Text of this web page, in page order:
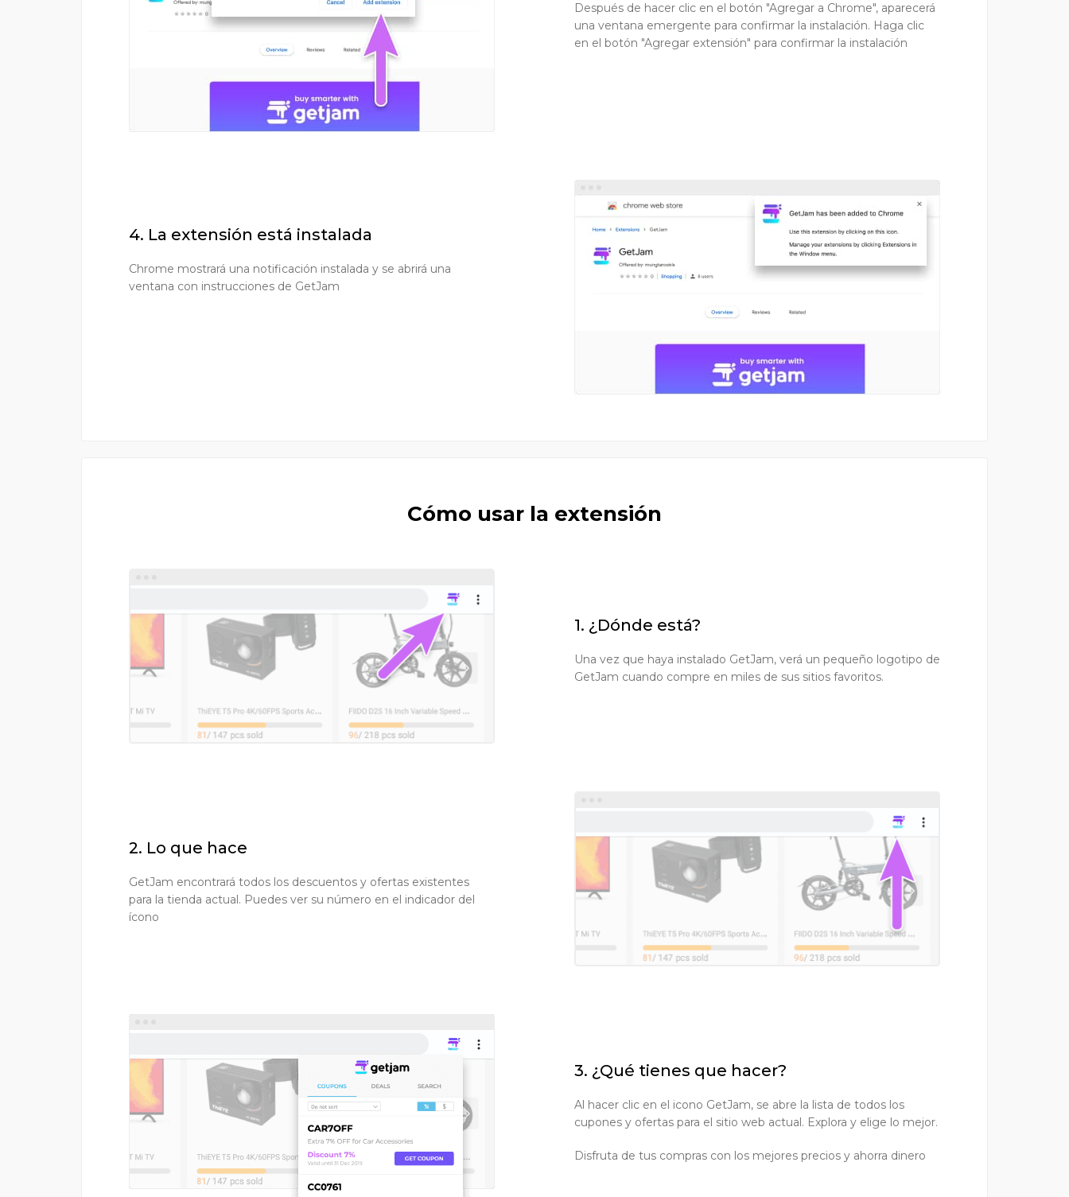
Después de hacer clic en el botón "Agregar a Chrome", aparecerá
una ventana emergente para confirmar la instalación. Haga clic
en el botón "Agregar extensión" para confirmar la instalación
4. La extensión está instalada
Chrome mostrará una notificación instalada y se abrirá una
ventana con instrucciones de GetJam
Cómo usar la extensión
1. ¿Dónde está?
Una vez que haya instalado GetJam, verá un pequeño logotipo de
GetJam cuando compre en miles de sus sitios favoritos.
2. Lo que hace
GetJam encontrará todos los descuentos y ofertas existentes
para la tienda actual. Puedes ver su número en el indicador del
ícono
3. ¿Qué tienes que hacer?
Al hacer clic en el icono GetJam, se abre la lista de todos los
cupones y ofertas para el sitio web actual. Explora y elige lo mejor.
Disfruta de tus compras con los mejores precios y ahorra dinero